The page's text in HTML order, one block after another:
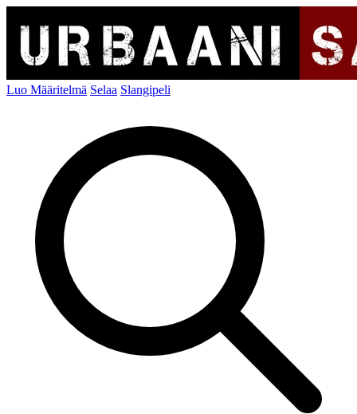
Luo Määritelmä Selaa Slangipeli